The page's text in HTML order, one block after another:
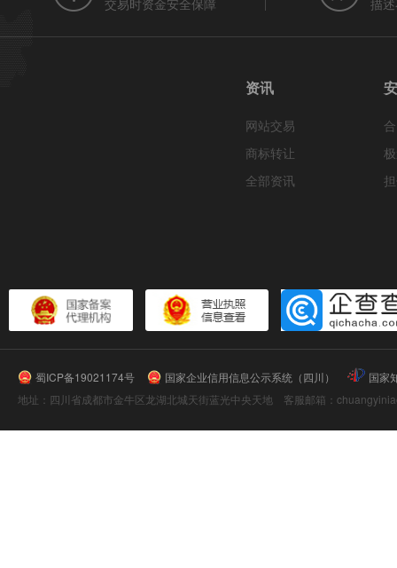
交易时资金安全保障 描
资讯
网站交易
商标转让
全部资讯
蜀ICP备19021174号 国家企业信用信息公示系统（四川）
国家
地址：四川省成都市金牛区龙湖北城天街蓝光中央天地 客服邮箱：